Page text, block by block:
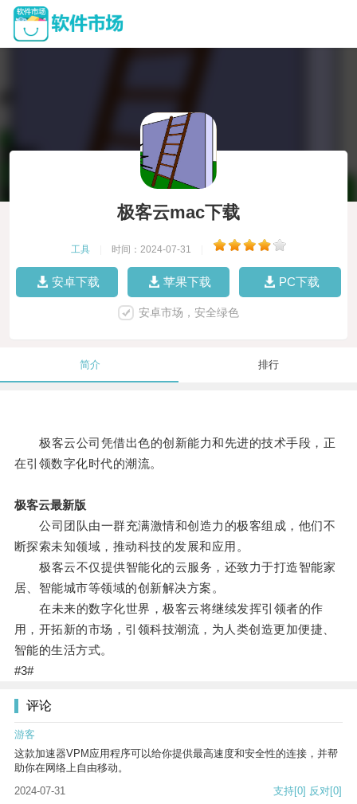
极客云mac下载
工具 时间：2024-07-31
安卓下载 苹果下载 PC下载
安卓市场，安全绿色
简介 排行
极客云公司凭借出色的创新能力和先进的技术手段，正
在引领数字化时代的潮流。
极客云最新版
公司团队由一群充满激情和创造力的极客组成，他们不
断探索未知领域，推动科技的发展和应用。
极客云不仅提供智能化的云服务，还致力于打造智能家
居、智能城市等领域的创新解决方案。
在未来的数字化世界，极客云将继续发挥引领者的作
用，开拓新的市场，引领科技潮流，为人类创造更加便捷、
智能的生活方式。
#3#
评论
游客
这款加速器VPM应用程序可以给你提供最高速度和安全性的连接，并帮
助你在网络上自由移动。
2024-07-31
支持[0] 反对[0]